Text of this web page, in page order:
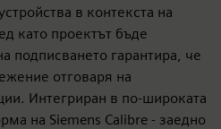
в контекста на
като проектът бъде
подписването гарантира, че
отговаря на
Интегриран в по-широката
на Siemens Calibre - заедно